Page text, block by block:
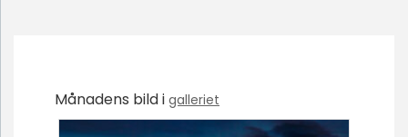
Månadens bild i galleriet